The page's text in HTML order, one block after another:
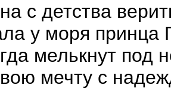
с детства
у моря принца
мелькнут под
мечту с